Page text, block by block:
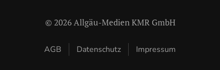
© 2026Allgäu-Medien KMR GmbH
AGB Datenschutz Impressum